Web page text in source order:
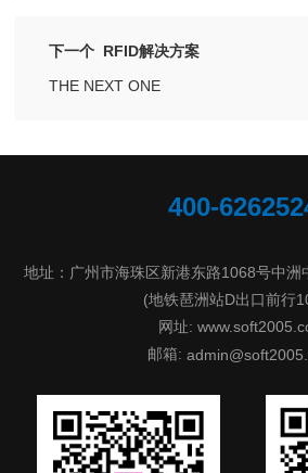
下一个 RFID解决方案
THE NEXT ONE
400-
地址：广州市海珠区新港东路1068号中
(地铁琶洲站D出口前行
网址:
邮箱: